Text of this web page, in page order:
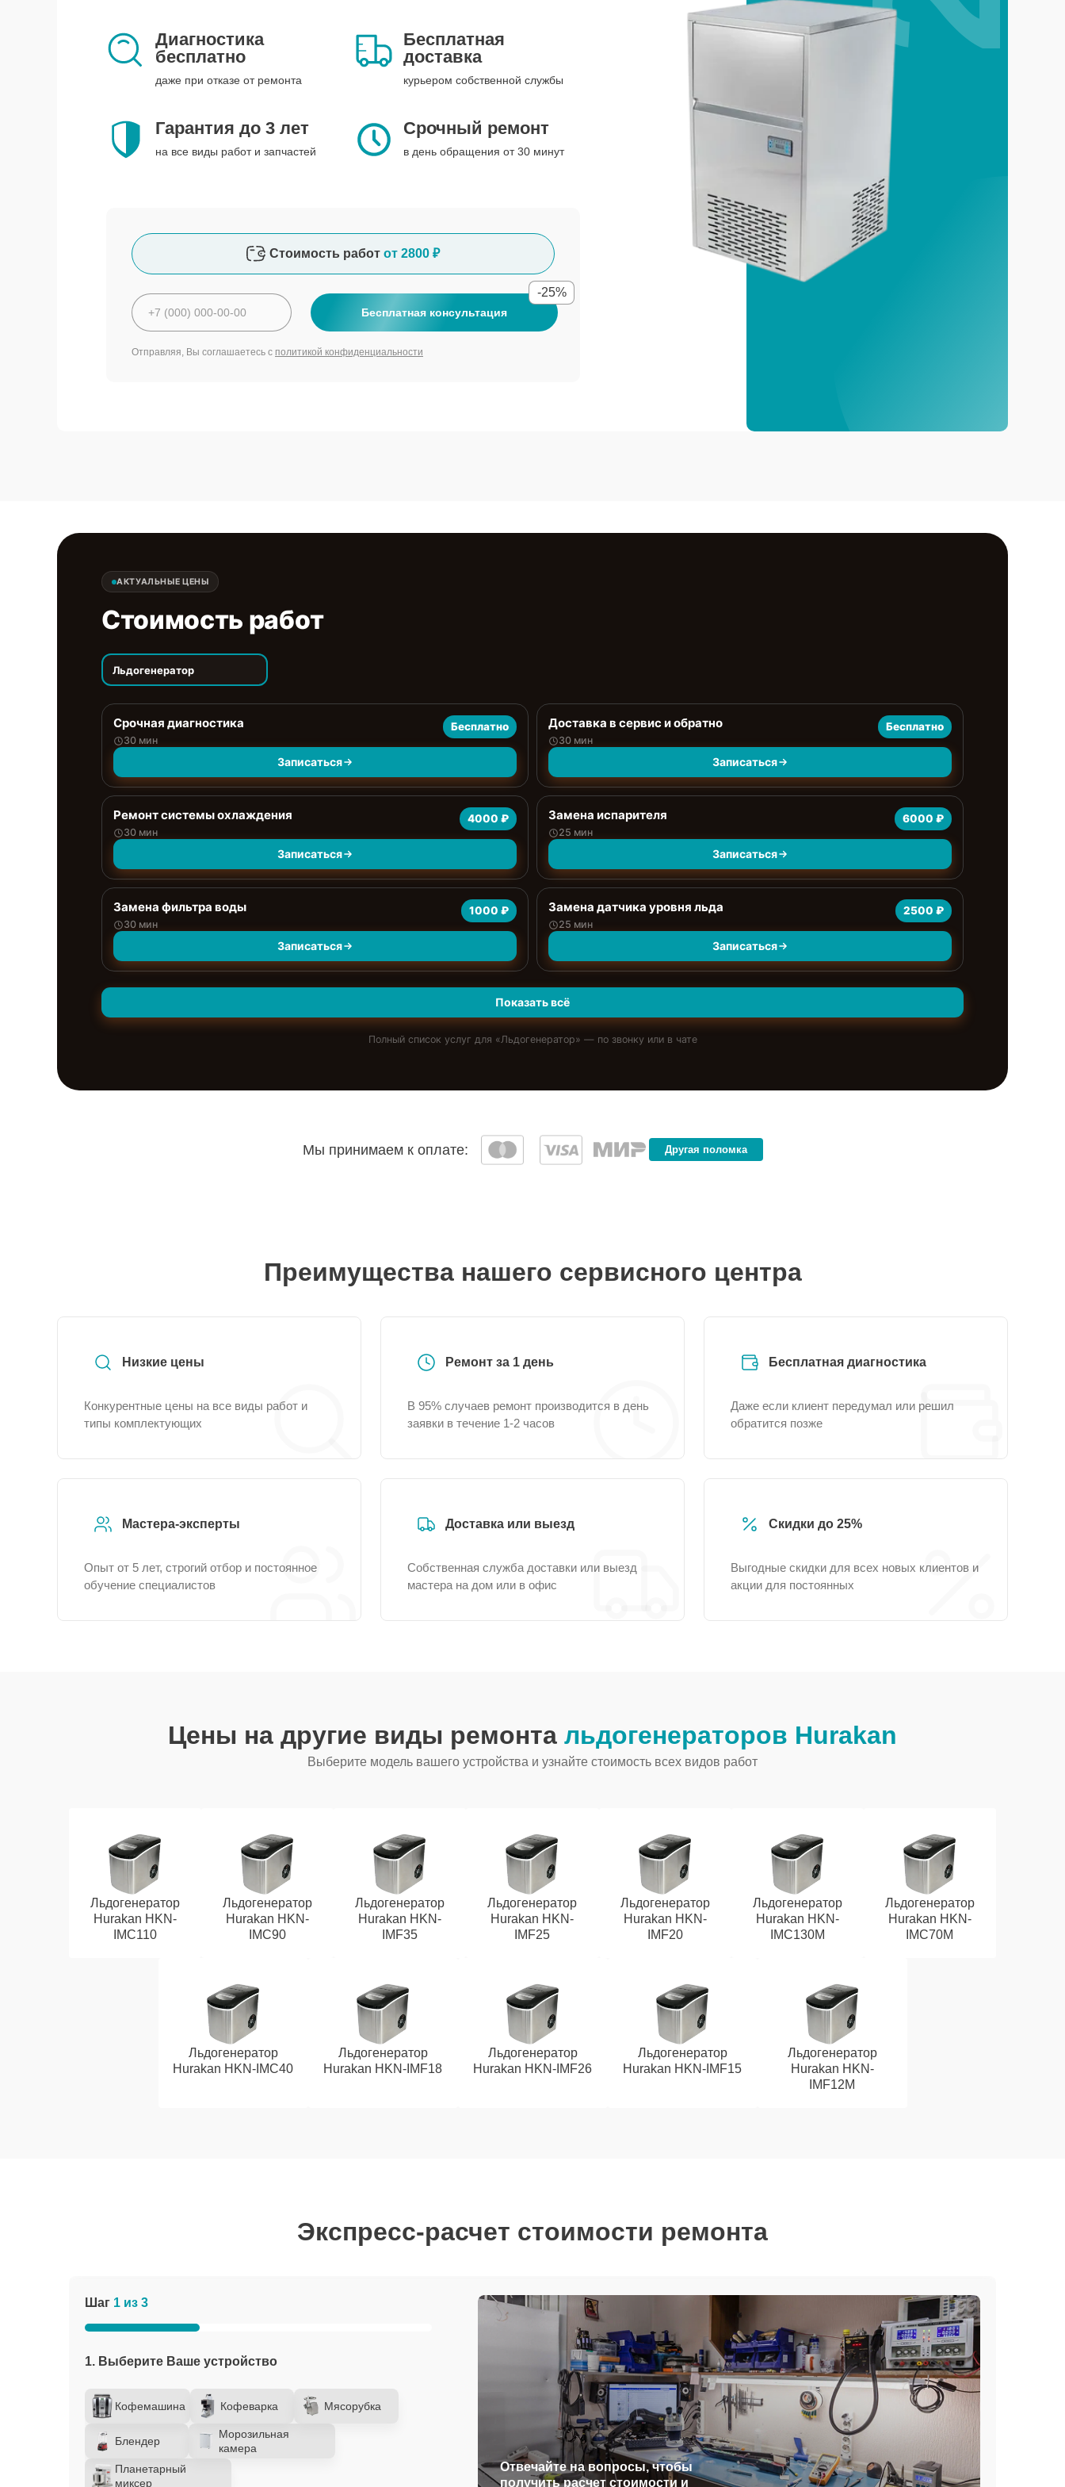
Диагностика
бесплатно
даже при отказе от ремонта
Бесплатная
доставка
курьером собственной службы
Гарантия до 3 лет
на все виды работ и запчастей
Срочный ремонт
в день обращения от 30 минут
Стоимость работ от 2800 ₽
Бесплатная консультация
-25%
Отправляя, Вы соглашаетесь с политикой конфиденциальности
АКТУАЛЬНЫЕ ЦЕНЫ
Стоимость работ
Льдогенератор
Срочная диагностика
30 мин
Бесплатно
Записаться
Доставка в сервис и обратно
30 мин
Бесплатно
Записаться
Ремонт системы охлаждения
30 мин
4000 ₽
Записаться
Замена испарителя
25 мин
6000 ₽
Записаться
Замена фильтра воды
30 мин
1000 ₽
Записаться
Замена датчика уровня льда
25 мин
2500 ₽
Записаться
Показать всё
Полный список услуг для «Льдогенератор» — по звонку или в чате
Мы принимаем к оплате: Другая поломка
Преимущества нашего сервисного центра
Низкие цены
Конкурентные цены на все виды работ и
типы комплектующих
Ремонт за 1 день
В 95% случаев ремонт производится в день
заявки в течение 1-2 часов
Бесплатная диагностика
Даже если клиент передумал или решил
обратится позже
Мастера-эксперты
Опыт от 5 лет, строгий отбор и постоянное
обучение специалистов
Доставка или выезд
Собственная служба доставки или выезд
мастера на дом или в офис
Скидки до 25%
Выгодные скидки для всех новых клиентов и
акции для постоянных
Цены на другие виды ремонта льдогенераторов Hurakan
Выберите модель вашего устройства и узнайте стоимость всех видов работ
Льдогенератор
Hurakan HKN-
IMC110
Льдогенератор
Hurakan HKN-
IMC90
Льдогенератор
Hurakan HKN-
IMF35
Льдогенератор
Hurakan HKN-
IMF25
Льдогенератор
Hurakan HKN-
IMF20
Льдогенератор
Hurakan HKN-
IMC130M
Льдогенератор
Hurakan HKN-
IMC70M
Льдогенератор
Hurakan HKN-IMC40
Льдогенератор
Hurakan HKN-IMF18
Льдогенератор
Hurakan HKN-IMF26
Льдогенератор
Hurakan HKN-IMF15
Льдогенератор
Hurakan HKN-
IMF12M
Экспресс-расчет стоимости ремонта
Шаг 1 из 3
1. Выберите Ваше устройство
Кофемашина Кофеварка Мясорубка
Блендер
Морозильная
камера
Планетарный
миксер
Отвечайте на вопросы, чтобы
получить расчет стоимости и